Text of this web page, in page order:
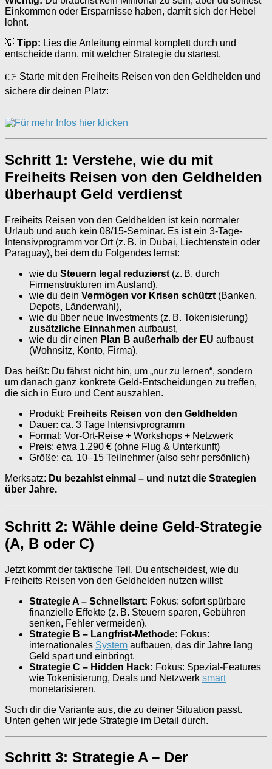
Einkommen oder Ersparnisse haben, damit sich der Hebel
lohnt.
💡 Tipp: Lies die Anleitung einmal komplett durch und
entscheide dann, mit welcher Strategie du startest.
👉 Starte mit den Freiheits Reisen von den Geldhelden und
sichere dir deinen Platz:
Schritt 1: Verstehe, wie du mit
Freiheits Reisen von den Geldhelden
überhaupt Geld verdienst
Freiheits Reisen von den Geldhelden ist kein normaler
Urlaub und auch kein 08/15-Seminar. Es ist ein 3‑Tage-
Intensivprogramm vor Ort (z. B. in Dubai, Liechtenstein oder
Paraguay), bei dem du Folgendes lernst:
wie du Steuern legal reduzierst (z. B. durch
Firmenstrukturen im Ausland),
wie du dein Vermögen vor Krisen schützt (Banken,
Depots, Länderwahl),
wie du über neue Investments (z. B. Tokenisierung)
zusätzliche Einnahmen aufbaust,
wie du dir einen Plan B außerhalb der EU aufbaust
(Wohnsitz, Konto, Firma).
Das heißt: Du fährst nicht hin, um „nur zu lernen“, sondern
um danach ganz konkrete Geld-Entscheidungen zu treffen,
die sich in Euro und Cent auszahlen.
Produkt: Freiheits Reisen von den Geldhelden
Dauer: ca. 3 Tage Intensivprogramm
Format: Vor-Ort-Reise + Workshops + Netzwerk
Preis: etwa 1.290 € (ohne Flug & Unterkunft)
Größe: ca. 10–15 Teilnehmer (also sehr persönlich)
Merksatz: Du bezahlst einmal – und nutzt die Strategien
über Jahre.
Schritt 2: Wähle deine Geld-Strategie
(A, B oder C)
Jetzt kommt der taktische Teil. Du entscheidest, wie du
Freiheits Reisen von den Geldhelden nutzen willst:
Strategie A – Schnellstart: Fokus: sofort spürbare
finanzielle Effekte (z. B. Steuern sparen, Gebühren
senken, Fehler vermeiden).
Strategie B – Langfrist-Methode: Fokus:
internationales System aufbauen, das dir Jahre lang
Geld spart und einbringt.
Strategie C – Hidden Hack: Fokus: Spezial-Features
wie Tokenisierung, Deals und Netzwerk smart
monetarisieren.
Such dir die Variante aus, die zu deiner Situation passt.
Unten gehen wir jede Strategie im Detail durch.
Schritt 3: Strategie A – Der